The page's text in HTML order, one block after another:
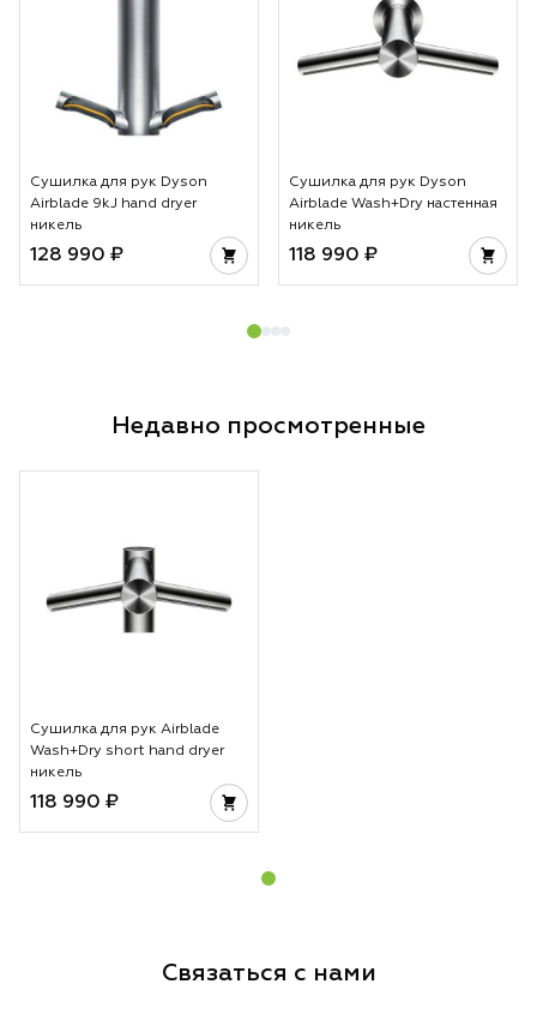
Сушилка для рук Dyson
Airblade 9kJ hand dryer
никель
128 990 ₽
Сушилка для рук Dyson
Airblade Wash+Dry настенная
никель
118 990 ₽
Недавно просмотренные
Сушилка для рук Airblade
Wash+Dry short hand dryer
никель
118 990 ₽
Связаться с нами